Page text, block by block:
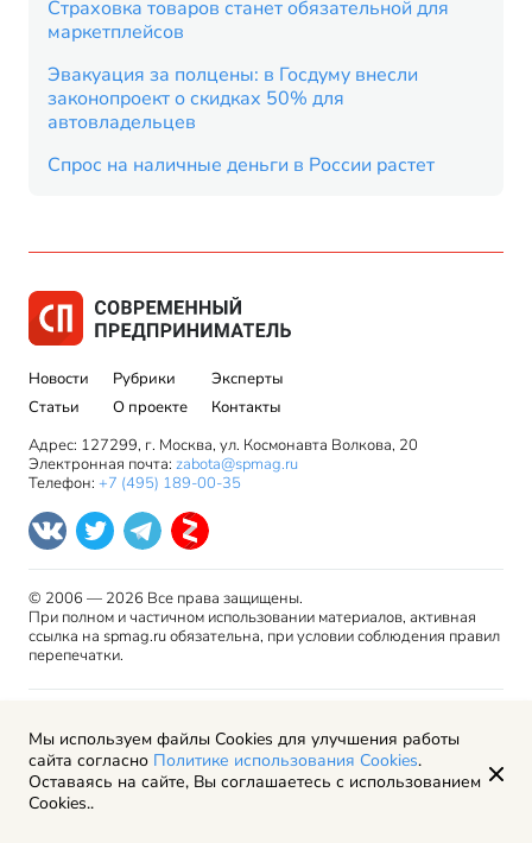
Страховка товаров станет обязательной для
маркетплейсов
Эвакуация за полцены: в Госдуму внесли
законопроект о скидках 50% для
автовладельцев
Спрос на наличные деньги в России растет
Новости
Статьи
Рубрики
О проекте
Эксперты
Контакты
Адрес: 127299, г. Москва, ул. Космонавта Волкова, 20
Электронная почта: zabota@spmag.ru
Телефон: +7 (495) 189-00-35
© 2006 — 2026 Все права защищены.
При полном и частичном использовании материалов, активная
ссылка на spmag.ru обязательна, при условии соблюдения правил
перепечатки.
права
Пользовательское соглашение
Политика обработки персональных данных
Рекламодателям
Мы используем файлы Cookies для улучшения работы
сайта согласно Политике использования Cookies.
Оставаясь на сайте, Вы соглашаетесь с использованием
Cookies..